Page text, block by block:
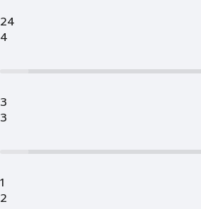
24
4
3
3
1
2